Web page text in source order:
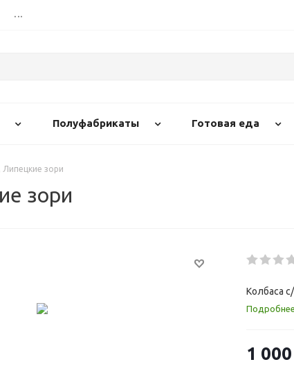
...
Полуфабрикаты Готовая еда
Липецкие зори
зори
Колбаса
Подробнее
1 000